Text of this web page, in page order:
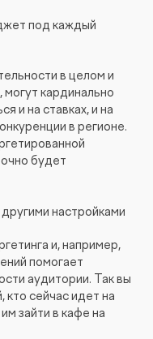
под каждый
в целом и
могут кардинально
и на ставках, и на
в регионе.
будет
настройками
и, например,
помогает
аудитории. Так вы
сейчас идет на
зайти в кафе на